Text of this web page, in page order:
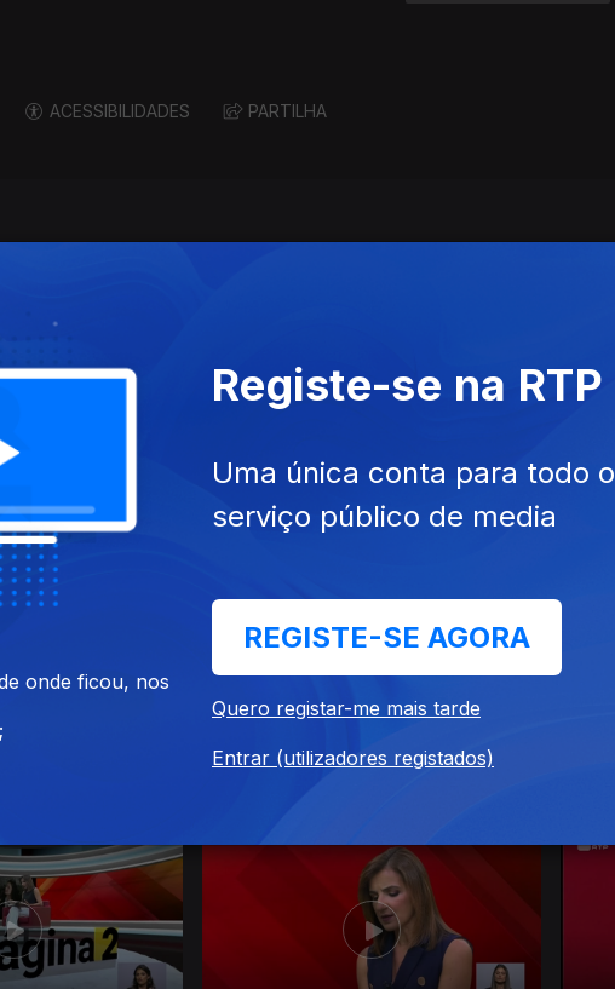
ACESSIBILIDADES PARTILHA
05 dez. 2021
onde ficou, nos
Registe-se na RTP
Uma única conta para todo o
serviço público de media
REGISTE-SE AGORA
Quero registar-me mais tarde
Entrar (utilizadores registados)